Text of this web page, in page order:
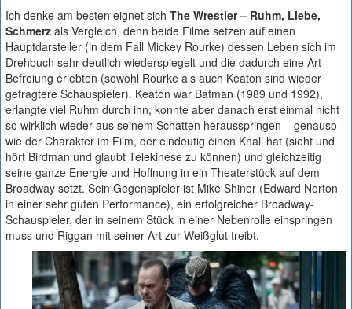
Ich denke am besten eignet sich The Wrestler – Ruhm, Liebe,
Schmerz als Vergleich, denn beide Filme setzen auf einen
Hauptdarsteller (in dem Fall Mickey Rourke) dessen Leben sich im
Drehbuch sehr deutlich wiederspiegelt und die dadurch eine Art
Befreiung erlebten (sowohl Rourke als auch Keaton sind wieder
gefragtere Schauspieler). Keaton war Batman (1989 und 1992),
erlangte viel Ruhm durch ihn, konnte aber danach erst einmal nicht
so wirklich wieder aus seinem Schatten herausspringen – genauso
wie der Charakter im Film, der eindeutig einen Knall hat (sieht und
hört Birdman und glaubt Telekinese zu können) und gleichzeitig
seine ganze Energie und Hoffnung in ein Theaterstück auf dem
Broadway setzt. Sein Gegenspieler ist Mike Shiner (Edward Norton
in einer sehr guten Performance), ein erfolgreicher Broadway-
Schauspieler, der in seinem Stück in einer Nebenrolle einspringen
muss und Riggan mit seiner Art zur Weißglut treibt.